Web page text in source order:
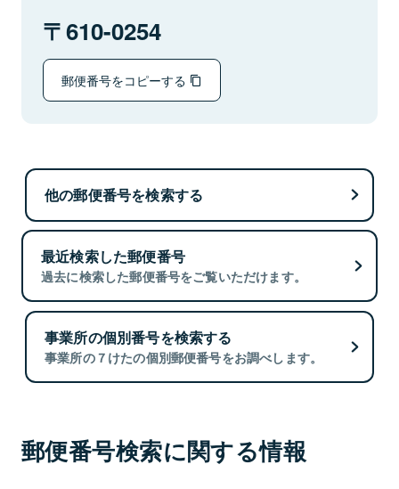
610-0254
郵便番号をコピーする
他の郵便番号を検索する
最近検索した郵便番号
過去に検索した郵便番号をご覧いただけます。
事業所の個別番号を検索する
事業所の７けたの個別郵便番号をお調べします。
郵便番号検索に関する情報